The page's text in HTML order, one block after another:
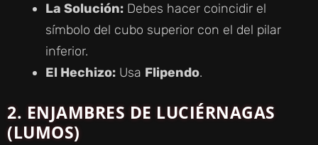
La Solución: Debes hacer coincidir el
símbolo del cubo superior con el del pilar
inferior.
El Hechizo: Usa Flipendo.
2. ENJAMBRES DE LUCIÉRNAGAS
(LUMOS)